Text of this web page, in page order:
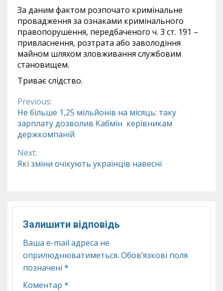
За даним фактом розпочато кримінальне
провадження за ознаками кримінального
правопорушення, передбаченого ч. 3 ст. 191 –
привласнення, розтрата або заволодіння
майном шляхом зловживання службовим
становищем.
Триває слідство.
Continue
Reading
Previous:
Не більше 1,25 мільйонів на місяць: таку
зарплату дозволив Кабмін керівникам
держкомпаній
Next:
Які зміни очікують українців навесні
Залишити відповідь
Ваша e-mail адреса не
оприлюднюватиметься. Обов’язкові поля
позначені *
Коментар *